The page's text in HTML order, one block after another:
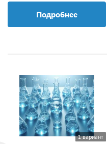
Подробнее
1 вариант